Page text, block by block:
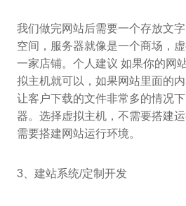
我们做完网站后需要一个存放文
空间，服务器就像是一个商场，
一家店铺。个人建议 如果你的网
拟主机就可以，如果网站里面的
让客户下载的文件非常多的情况
器。选择虚拟主机，不需要搭建
需要搭建网站运行环境。
3、建站系统/定制开发